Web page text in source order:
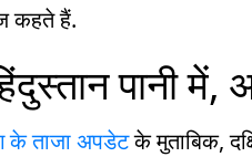
कहते हैं.
पानी
के ताजा अपडेटके मुताबिक,